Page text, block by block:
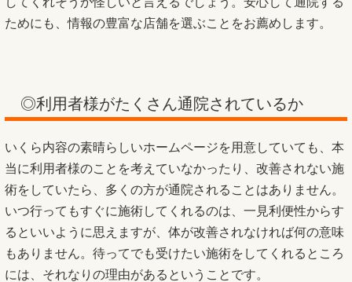
ためにも、情報の豊富な店舗を選ぶことをお薦めします。
◎利用者様がたくさん通院されているか
いくら内容の素晴らしいホームページを用意していても、本
当に利用者様のことを考えていなかったり、改善されない施
術をしていたら、多くの方が通院されることはありません。
いつ行ってもすぐに施術してくれるのは、一見利便性からす
るといいように思えますが、体が改善されなければ何の意味
もありません。待ってでも受けたい施術をしてくれるところ
には、それなりの理由があるということです。